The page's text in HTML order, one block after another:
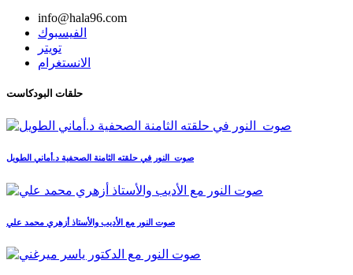
info@hala96.com
الفيسبوك
تويتر
الانستغرام
حلقات البودكاست
صوت_النور في حلقته الثامنة الصحفية د.أماني الطويل
صوت النور مع الأديب والأستاذ أزهري محمد علي